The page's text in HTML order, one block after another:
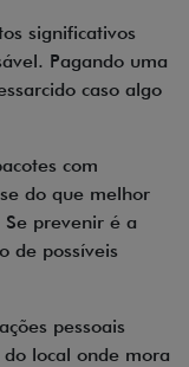
significativos
Pagando uma
caso algo
com
do que melhor
Se prevenir é a
de possíveis
pessoais
local onde mora